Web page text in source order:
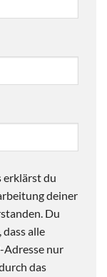
erklärst du
deiner
Du
alle
Adresse nur
das